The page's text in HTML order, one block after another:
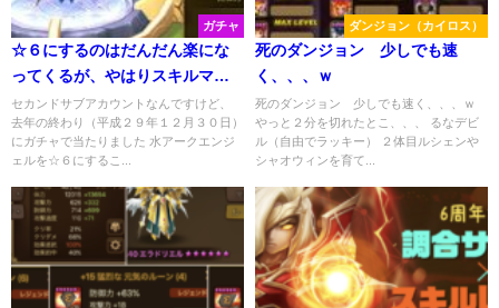
ガチャ
☆６にするのはだんだん楽にな
ってくるが、やはりスキルマに
時間がかかる。
セカンドサブアカウントなんですけど、
去年の終わり（平成２９年１２月３０日）
にガチャで当たりました 水アークエンジ
ェルを☆６にするこ...
ダンジョン（カイロス）
死のダンジョン 少しでも速
く、、、ｗ
死のダンジョン 少しでも速く、、、ｗ
やっと２分を切れたとこ、、、 るなデビ
ル（自由でラッキー） ２体目ルシェンや
シャオウィンを育て...